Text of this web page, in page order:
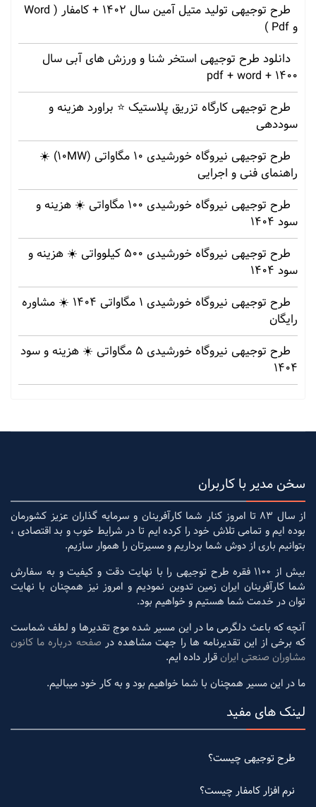
طرح توجیهی تولید متیل آمین سال 1402 + کامفار ( Word
و Pdf )
دانلود طرح توجیهی استخر شنا و ورزش های آبی سال
1400 + pdf + word
طرح توجیهی کارگاه تزریق پلاستیک ⭐ براورد هزینه و
سوددهی
طرح توجیهی نیروگاه خورشیدی 10 مگاواتی (10MW) ☀️
راهنمای فنی و اجرایی
طرح توجیهی نیروگاه خورشیدی 100 مگاواتی ☀️ هزینه‌ و
سود 1404
طرح توجیهی نیروگاه خورشیدی 500 کیلوواتی ☀️ هزینه‌ و
سود 1404
طرح توجیهی نیروگاه خورشیدی 1 مگاواتی 1404 ☀️ مشاوره
رایگان
طرح توجیهی نیروگاه خورشیدی 5 مگاواتی ☀️ هزینه‌ و سود
1404
سخن مدیر با کاربران
از سال 83 تا امروز کنار شما کارآفرینان و سرمایه گذاران عزیز کشورمان
بوده ایم و تمامی تلاش خود را کرده ایم تا در شرایط خوب و بد اقتصادی ،
بتوانیم باری از دوش شما برداریم و مسیرتان را هموار سازیم.
بیش از 1100 فقره طرح توجیهی را با نهایت دقت و کیفیت و به سفارش
شما کارآفرینان ایران زمین تدوین نمودیم و امروز نیز همچنان با نهایت
توان در خدمت شما هستیم و خواهیم بود.
آنچه که باعث دلگرمی ما در این مسیر شده موج تقدیرها و لطف شماست
که برخی از این تقدیرنامه ها را جهت مشاهده در صفحه درباره ما کانون
مشاوران صنعتی ایرانقرار داده ایم.
ما در این مسیر همچنان با شما خواهیم بود و به کار خود میبالیم.
لینک های مفید
طرح توجیهی چیست؟
نرم افزار کامفار چیست؟